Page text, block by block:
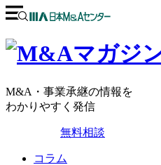
M&A・事業承継の情報を
わかりやすく発信
無料相談
コラム